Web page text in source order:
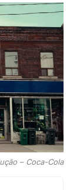
– Coca-Cola